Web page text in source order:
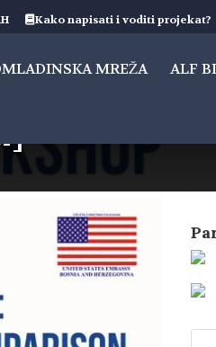
Kako napisati i voditi projekat?
MREŽA ALF